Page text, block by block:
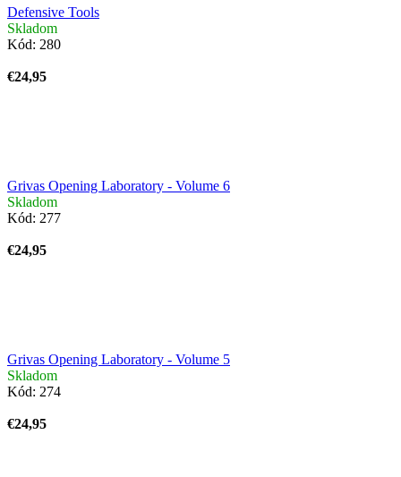
Defensive Tools
Skladom
Kód: 280
€24,95
Grivas Opening Laboratory - Volume 6
Skladom
Kód: 277
€24,95
Grivas Opening Laboratory - Volume 5
Skladom
Kód: 274
€24,95